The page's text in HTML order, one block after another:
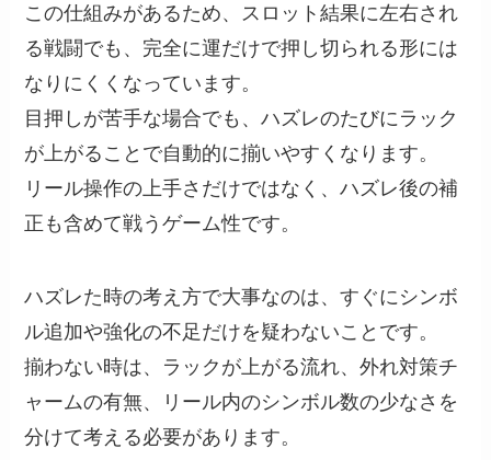
この仕組みがあるため、スロット結果に左右され
る戦闘でも、完全に運だけで押し切られる形には
なりにくくなっています。
目押しが苦手な場合でも、ハズレのたびにラック
が上がることで自動的に揃いやすくなります。
リール操作の上手さだけではなく、ハズレ後の補
正も含めて戦うゲーム性です。
ハズレた時の考え方で大事なのは、すぐにシンボ
ル追加や強化の不足だけを疑わないことです。
揃わない時は、ラックが上がる流れ、外れ対策チ
ャームの有無、リール内のシンボル数の少なさを
分けて考える必要があります。